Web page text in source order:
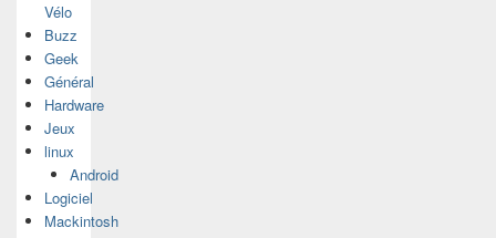
Vélo
Buzz
Geek
Général
Hardware
Jeux
linux
Android
Logiciel
Mackintosh